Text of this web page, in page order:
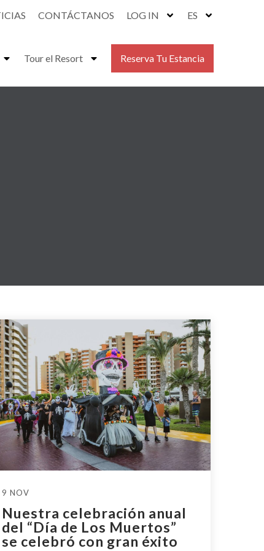
CONTÁCTANOS LOG IN ES
Tour el Resort Reserva Tu Estancia
9 NOV
Nuestra celebración anual
del “Día de Los Muertos”
se celebró con gran éxito